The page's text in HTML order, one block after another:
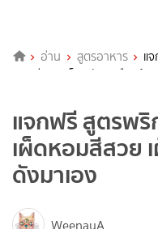
อ่าน สูตรอาหาร
แ
หอมสีสวย เผ็ดดุดัน เหมือนร้าน
แจกฟรี สูตรพริ
เผ็ดหอมสีสวย
ดังมาเอง
WeenayA